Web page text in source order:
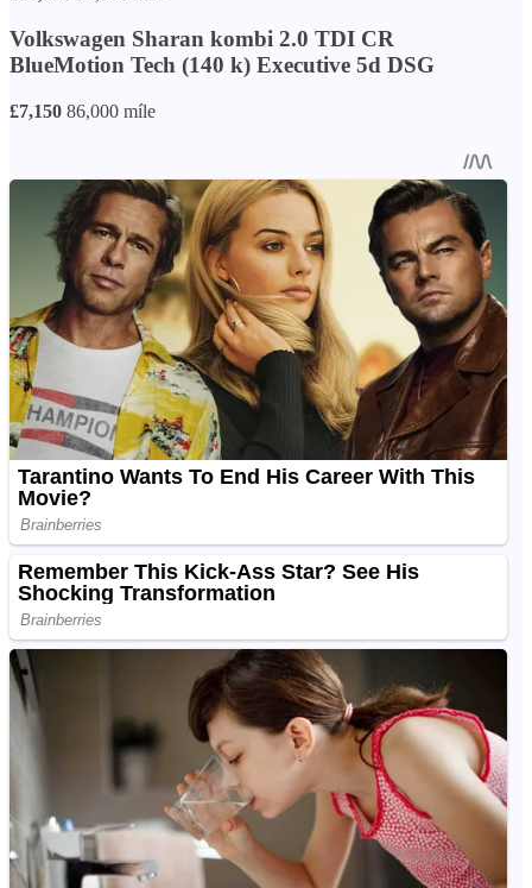
Volkswagen Sharan kombi 2.0 TDI CR
BlueMotion Tech (140 k) Executive 5d DSG
£7,150 86,000 míle